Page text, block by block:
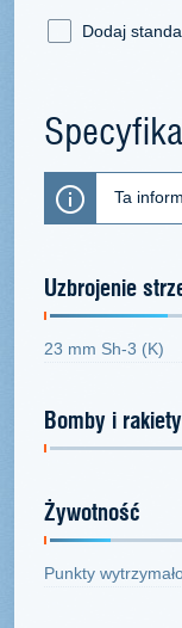
Dodaj
Ta
Uzbrojenie
23 mm Sh-3 (K)
Bomby i rakiety
Żywotność
Punkty